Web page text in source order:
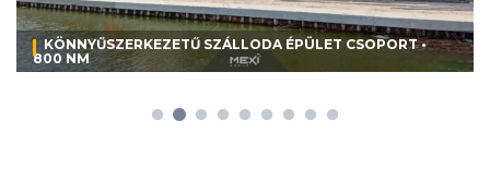
KÖNNYŰSZERKEZETŰ SZÁLLODA ÉPÜLET CSOPORT •
800 NM